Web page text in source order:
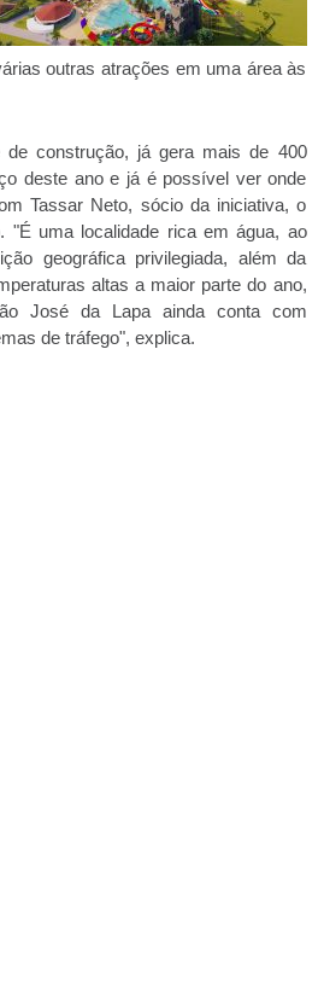
outras atrações em uma área às
construção, já gera mais de 400
deste ano e já é possível ver onde
Tassar Neto, sócio da iniciativa, o
"É uma localidade rica em água, ao
geográfica privilegiada, além da
altas a maior parte do ano,
José da Lapa ainda conta com
de tráfego", explica.